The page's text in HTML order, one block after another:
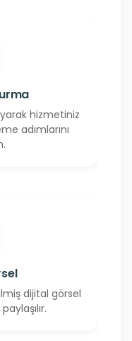
hizmetiniz
adımlarını
dijital görsel